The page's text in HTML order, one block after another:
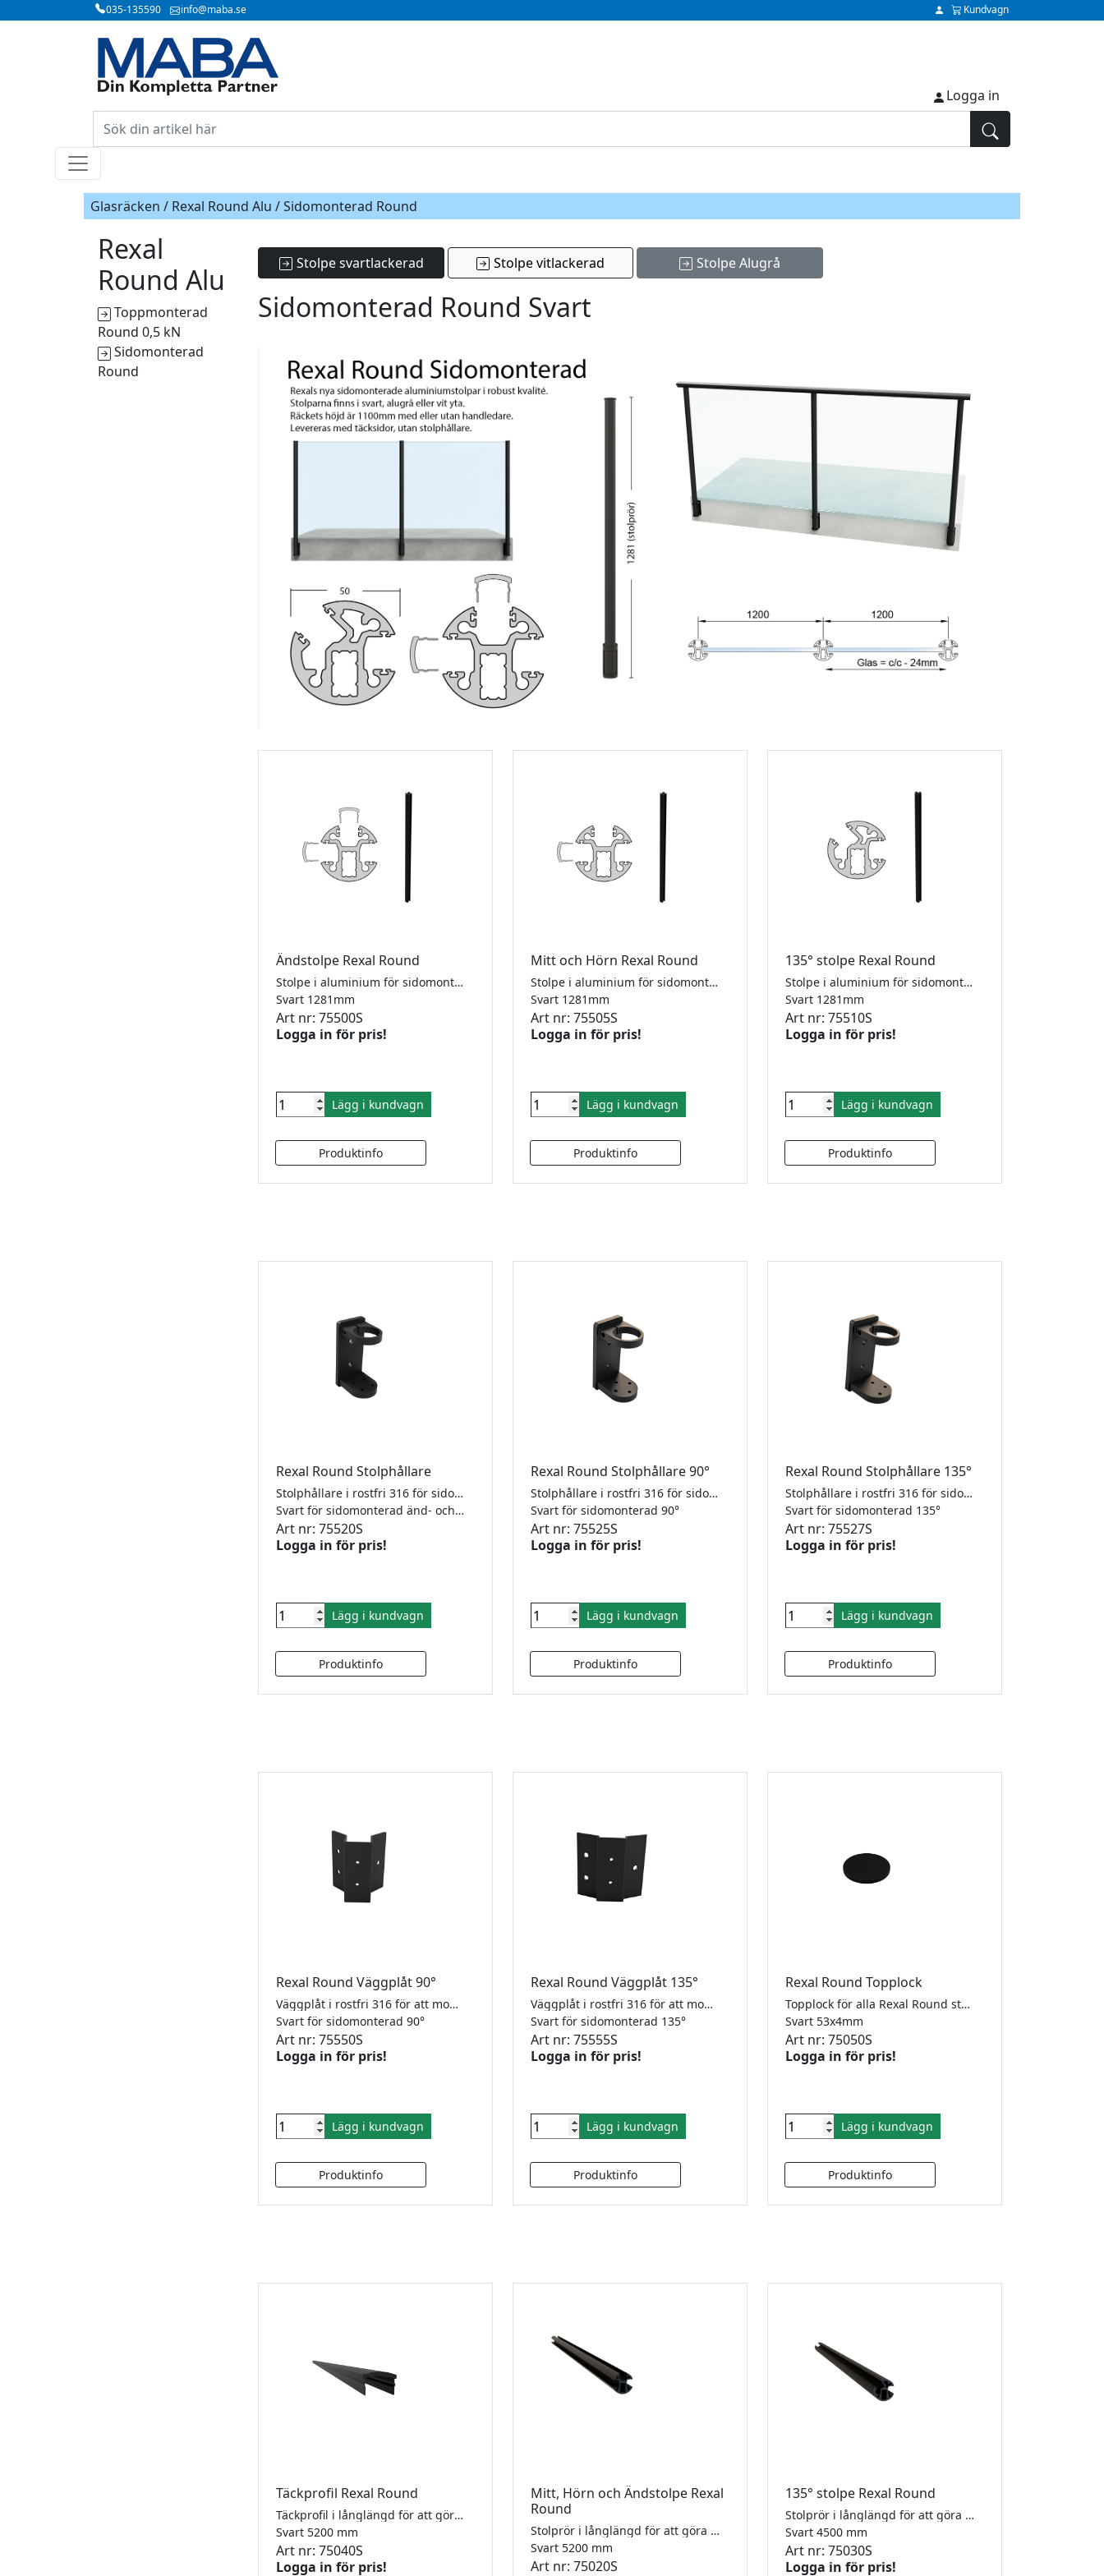
035-135590 info@maba.se Kundvagn
Logga in
Glasräcken / Rexal Round Alu / Sidomonterad Round
Rexal
Round Alu
Toppmonterad
Round 0,5 kN
Sidomonterad
Round
Stolpe svartlackerad Stolpe vitlackerad Stolpe Alugrå
Sidomonterad Round Svart
Ändstolpe Rexal Round
Stolpe i aluminium för sidomonterat räcke med eller utan handledare. Levereras med 2 täckprofiler. För 8-10,76mm glas. Diameter 50mm. Höjd från golv 1100 mm. RAL9005 i strukturerad pulverlack. Ej belastningstestat.
Svart 1281mm
Art nr: 75500S
Logga in för pris!
Lägg i kundvagn
Mitt och Hörn Rexal Round
Stolpe i aluminium för sidomonterat räcke med eller utan handledare. Levereras med 1 täckprofil. För 8-10,76mm glas. Diameter 50mm. Höjd från golv 1100 mm. RAL9005 i strukturerad pulverlack. Ej belastningstestat.
Svart 1281mm
Art nr: 75505S
Logga in för pris!
Lägg i kundvagn
135° stolpe Rexal Round
Stolpe i aluminium för sidomonterat räcke med eller utan handledare. Levereras med 1 täckprofil. För 8-10,76mm glas. Diameter 50mm. Höjd från golv 1100 mm. RAL9005 i strukturerad pulverlack. Ej belastningstestat.
Svart 1281mm
Art nr: 75510S
Logga in för pris!
Lägg i kundvagn
Rexal Round Stolphållare
Stolphållare i rostfri 316 för sidomonterad änd- och mittstolpe. RAL9005 i strukturerad pulverlack.
Svart för sidomonterad änd- och mittstolpe
Art nr: 75520S
Logga in för pris!
Lägg i kundvagn
Rexal Round Stolphållare 90°
Stolphållare i rostfri 316 för sidomonterad stolpe i 90°. RAL9005 i strukturerad pulverlack.
Svart för sidomonterad 90°
Art nr: 75525S
Logga in för pris!
Lägg i kundvagn
Rexal Round Stolphållare 135°
Stolphållare i rostfri 316 för sidomonterad stolpe i 135°. RAL9005 i strukturerad pulverlack.
Svart för sidomonterad 135°
Art nr: 75527S
Logga in för pris!
Lägg i kundvagn
Rexal Round Väggplåt 90°
Väggplåt i rostfri 316 för att montera en stolpe i ytterhörn 90°. RAL9005 i strukturerad pulverlack.
Svart för sidomonterad 90°
Art nr: 75550S
Logga in för pris!
Lägg i kundvagn
Rexal Round Väggplåt 135°
Väggplåt i rostfri 316 för att montera en stolpe i ytterhörn 135°. RAL9005 i strukturerad pulverlack.
Svart för sidomonterad 135°
Art nr: 75555S
Logga in för pris!
Lägg i kundvagn
Rexal Round Topplock
Topplock för alla Rexal Round stolpar. För limning mot stolpen. RAL9005 i strukturerad pulverlack.
Svart 53x4mm
Art nr: 75050S
Logga in för pris!
Lägg i kundvagn
Täckprofil Rexal Round
Täckprofil i långlängd för att göra egna stolpar i anpassad längd. Passar alla Rexal Round stolpar. RAL9005 i strukturerad pulverlack.
Svart 5200 mm
Art nr: 75040S
Logga in för pris!
Mitt, Hörn och Ändstolpe Rexal
Round
Stolprör i långlängd för att göra egna stolpar i anpassad längd. Komplettera med fot, gummi och täckskenor. För 8-10,76mm glas. Diameter 50mm. RAL9005 i strukturerad pulverlack.
Svart 5200 mm
Art nr: 75020S
135° stolpe Rexal Round
Stolprör i långlängd för att göra egna stolpar i anpassad längd. Komplettera med fot, gummi och täckskenor. För 8-10,76mm glas. Diameter 50mm. RAL9005 i strukturerad pulverlack.
Svart 4500 mm
Art nr: 75030S
Logga in för pris!